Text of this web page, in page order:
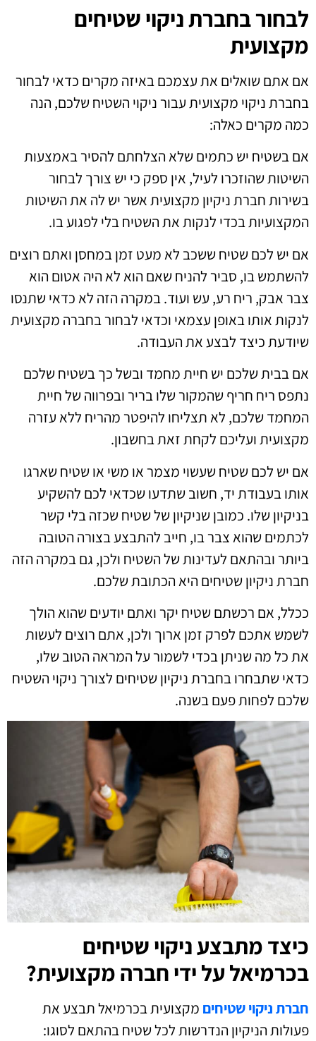
לבחור בחברת ניקוי שטיחים
מקצועית
אם אתם שואלים את עצמכם באיזה מקרים כדאי לבחור
בחברת ניקוי מקצועית עבור ניקוי השטיח שלכם, הנה
כמה מקרים כאלה:
אם בשטיח יש כתמים שלא הצלחתם להסיר באמצעות
השיטות שהוזכרו לעיל, אין ספק כי יש צורך לבחור
בשירות חברת ניקיון מקצועית אשר יש לה את השיטות
המקצועיות בכדי לנקות את השטיח בלי לפגוע בו.
אם יש לכם שטיח ששכב לא מעט זמן במחסן ואתם רוצים
להשתמש בו, סביר להניח שאם הוא לא היה אטום הוא
צבר אבק, ריח רע, עש ועוד. במקרה הזה לא כדאי שתנסו
לנקות אותו באופן עצמאי וכדאי לבחור בחברה מקצועית
שיודעת כיצד לבצע את העבודה.
אם בבית שלכם יש חיית מחמד ובשל כך בשטיח שלכם
נתפס ריח חריף שהמקור שלו בריר ובפרווה של חיית
המחמד שלכם, לא תצליחו להיפטר מהריח ללא עזרה
מקצועית ועליכם לקחת זאת בחשבון.
אם יש לכם שטיח שעשוי מצמר או משי או שטיח שארגו
אותו בעבודת יד, חשוב שתדעו שכדאי לכם להשקיע
בניקיון שלו. כמובן שניקיון של שטיח שכזה בלי קשר
לכתמים שהוא צבר בו, חייב להתבצע בצורה הטובה
ביותר ובהתאם לעדינות של השטיח ולכן, גם במקרה הזה
חברת ניקיון שטיחים היא הכתובת שלכם.
ככלל, אם רכשתם שטיח יקר ואתם יודעים שהוא הולך
לשמש אתכם לפרק זמן ארוך ולכן, אתם רוצים לעשות
את כל מה שניתן בכדי לשמור על המראה הטוב שלו,
כדאי שתבחרו בחברת ניקיון שטיחים לצורך ניקוי השטיח
שלכם לפחות פעם בשנה.
כיצד מתבצע ניקוי שטיחים
בכרמיאל על ידי חברה מקצועית?
חברת ניקוי שטיחים מקצועית בכרמיאל תבצע את
פעולות הניקיון הנדרשות לכל שטיח בהתאם לסוגו: